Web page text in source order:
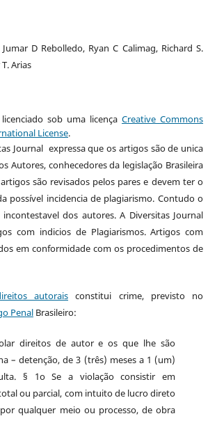
D Rebolledo, Ryan C Calimag, Richard S.
Arias
sob uma licençaCreative Commons
License.
Journal expressa que os artigos são de unica
Autores, conhecedores da legislação Brasileira
são revisados pelos pares e devem ter o
possível incidencia de plagiarismo. Contudo o
dos autores. A Diversitas Journal
com indicios de Plagiarismos. Artigos com
em conformidade com os procedimentos de
autorais constitui crime, previsto no
PenalBrasileiro:
direitos de autor e os que lhe são
– detenção, de 3 (três) meses a 1 (um)
§ 1o Se a violação consistir em
ou parcial, com intuito de lucro direto
qualquer meio ou processo, de obra